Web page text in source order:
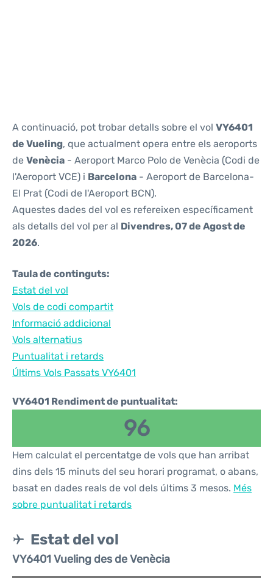
A continuació, pot trobar detalls sobre el vol VY6401
de Vueling, que actualment opera entre els aeroports
de Venècia - Aeroport Marco Polo de Venècia (Codi de
l'Aeroport VCE) i Barcelona - Aeroport de Barcelona-
El Prat (Codi de l'Aeroport BCN).
Aquestes dades del vol es refereixen específicament
als detalls del vol per al Divendres, 07 de Agost de
2026.
Taula de continguts:
Estat del vol
Vols de codi compartit
Informació addicional
Vols alternatius
Puntualitat i retards
Últims Vols Passats VY6401
VY6401 Rendiment de puntualitat:
96
Hem calculat el percentatge de vols que han arribat
dins dels 15 minuts del seu horari programat, o abans,
basat en dades reals de vol dels últims 3 mesos. Més
sobre puntualitat i retards
Estat del vol
VY6401 Vueling des de Venècia